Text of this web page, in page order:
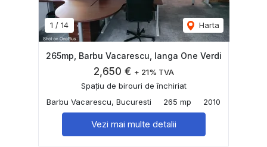
1 / 14 Harta
265mp, Barbu Vacarescu, langa One Verdi
2,650 € + 21% TVA
Spațiu de birouri de închiriat
Barbu Vacarescu, Bucuresti
265 mp 2010
Vezi mai multe detalii